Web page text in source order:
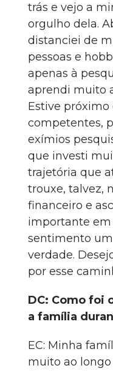
trás e vejo a
orgulho dela.
distanciei de
pessoas e
apenas à
aprendi muito
Estive próximo
competentes,
exímios
que investi
trajetória que
trouxe, talvez,
financeiro e
importante em
sentimento
verdade.
por esse
DC: Como foi
a família
EC: Minha
muito ao